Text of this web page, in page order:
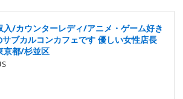
入/カウンターレディ/アニメ・ゲーム好き
ブカルコンカフェです 優しい女性店長
京都/杉並区